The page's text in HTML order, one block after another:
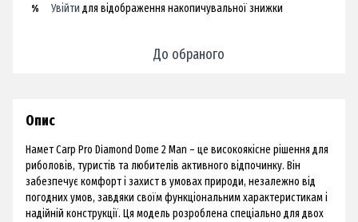
% Увійти для відображення накопичувальної знижки
До обраного
Опис
Намет Carp Pro Diamond Dome 2 Man – це високоякісне рішення для
риболовів, туристів та любителів активного відпочинку. Він
забезпечує комфорт і захист в умовах природи, незалежно від
погодних умов, завдяки своїм функціональним характеристикам і
надійній конструкції. Ця модель розроблена спеціально для двох